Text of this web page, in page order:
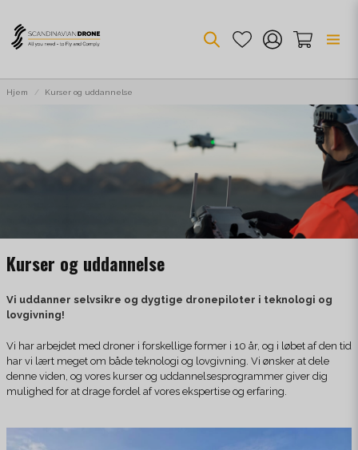
Hjem Kurser og uddannelse
Kurser og uddannelse
Vi uddanner selvsikre og dygtige dronepiloter i teknologi og
lovgivning!
Vi har arbejdet med droner i forskellige former i 10 år, og i løbet af den tid
har vi lært meget om både teknologi og lovgivning. Vi ønsker at dele
denne viden, og vores kurser og uddannelsesprogrammer giver dig
mulighed for at drage fordel af vores ekspertise og erfaring.